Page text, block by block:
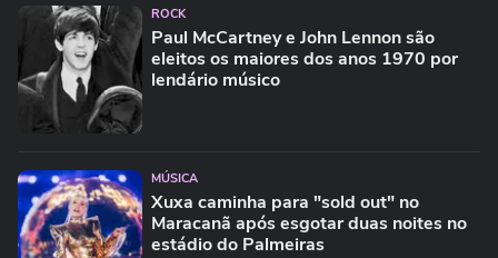
ROCK
Paul McCartney e John Lennon são
eleitos os maiores dos anos 1970 por
lendário músico
MÚSICA
Xuxa caminha para "sold out" no
Maracanã após esgotar duas noites no
estádio do Palmeiras